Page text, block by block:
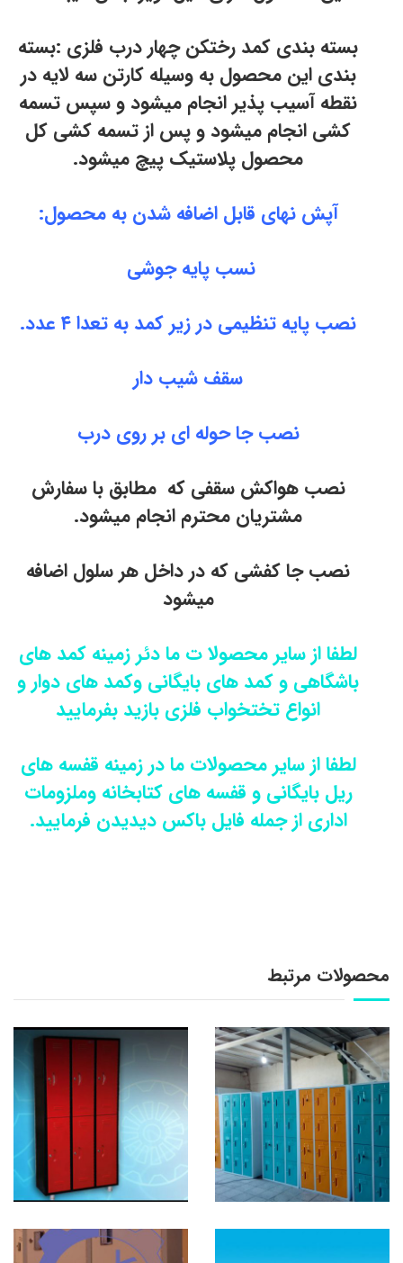
بسته بندی کمد رختکن چهار درب فلزی :بسته
بندی این محصول به وسیله کارتن سه لایه در
نقطه آسیب پذیر انجام میشود و سپس تسمه
کشی انجام میشود و پس از تسمه کشی کل
محصول پلاستیک پیچ میشود.
آپش نهای قابل اضافه شدن به محصول:
نسب پایه جوشی
نصب پایه تنظیمی در زیر کمد به تعدا ۴ عدد.
سقف شیب دار
نصب جا حوله ای بر روی درب
نصب هواکش سقفی که مطابق با سفارش
مشتریان محترم انجام میشود.
نصب جا کفشی که در داخل هر سلول اضافه
میشود
لطفا از سایر محصولا ت ما دئر زمینه کمد های
باشگاهی و کمد های بایگانی وکمد های دوار و
انواع تختخواب فلزی بازید بفرمایید
لطفا از سایر محصولات ما در زمینه قفسه های
ریل بایگانی و قفسه های کتابخانه وملزومات
اداری از جمله فایل باکس دیدیدن فرمایید.
محصولات مرتبط